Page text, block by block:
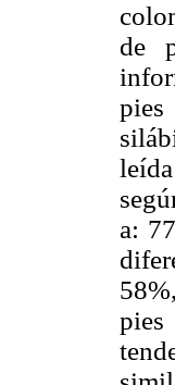
de
pies
a:
pies